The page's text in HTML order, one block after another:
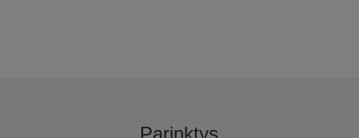
Parinktys